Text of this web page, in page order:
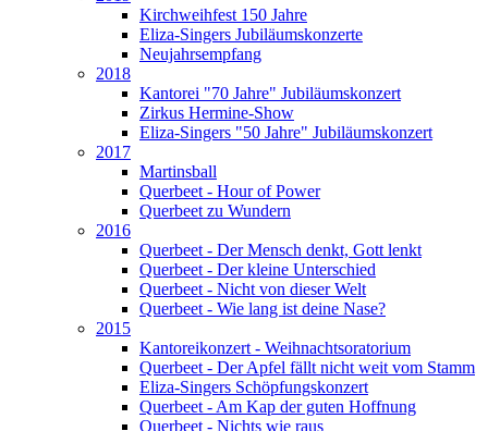
Kirchweihfest 150 Jahre
Eliza-Singers Jubiläumskonzerte
Neujahrsempfang
2018
Kantorei "70 Jahre" Jubiläumskonzert
Zirkus Hermine-Show
Eliza-Singers "50 Jahre" Jubiläumskonzert
2017
Martinsball
Querbeet - Hour of Power
Querbeet zu Wundern
2016
Querbeet - Der Mensch denkt, Gott lenkt
Querbeet - Der kleine Unterschied
Querbeet - Nicht von dieser Welt
Querbeet - Wie lang ist deine Nase?
2015
Kantoreikonzert - Weihnachtsoratorium
Querbeet - Der Apfel fällt nicht weit vom Stamm
Eliza-Singers Schöpfungskonzert
Querbeet - Am Kap der guten Hoffnung
Querbeet - Nichts wie raus